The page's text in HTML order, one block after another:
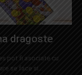
dragoste
pot fi asociate cu
se face si...